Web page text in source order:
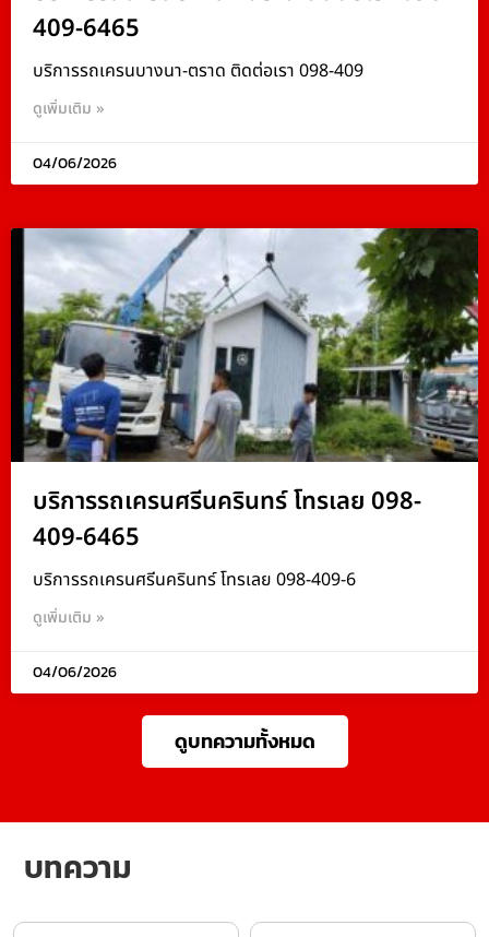
409-6465
บริการรถเครนบางนา-ตราด ติดต่อเรา 098-409
ดูเพิ่มเติม »
04/06/2026
บริการรถเครนศรีนครินทร์ โทรเลย 098-
409-6465
บริการรถเครนศรีนครินทร์ โทรเลย 098-409-6
ดูเพิ่มเติม »
04/06/2026
ดูบทความทั้งหมด
บทความ